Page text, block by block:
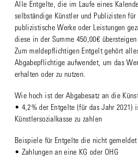
Alle Entgelte, die im Laufe eines
selbständige Künstler und Publizisten
publizistische Werke oder Leistungen
diese in der Summe 450,00€ übersteigen
Zum meldepflichtigen Entgelt gehört
Abgabepflichtige aufwendet, um das
erhalten oder zu nutzen.
Wie hoch ist der Abgabesatz an die
• 4,2% der Entgelte (für das Jahr 2021)
Künstlersozialkasse zu zahlen
Beispiele für Entgelte die nicht gemeldet
• Zahlungen an eine KG oder OHG